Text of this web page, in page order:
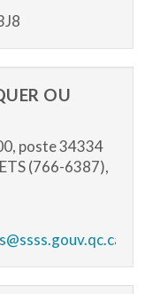
OU
poste 34334
(766-6387),